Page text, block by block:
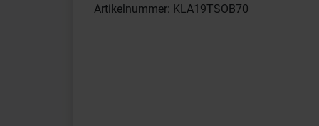
Artikelnummer: KLA19TSOB70